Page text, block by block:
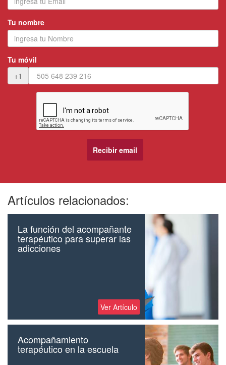
Tu nombre
Tu móvil
+1
Artículos relacionados:
La función del acompañante
terapéutico para superar las
adicciones
Ver Artículo
Acompañamiento
terapéutico en la escuela